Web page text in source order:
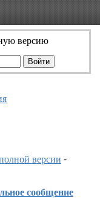
версию
версии -
сообщение